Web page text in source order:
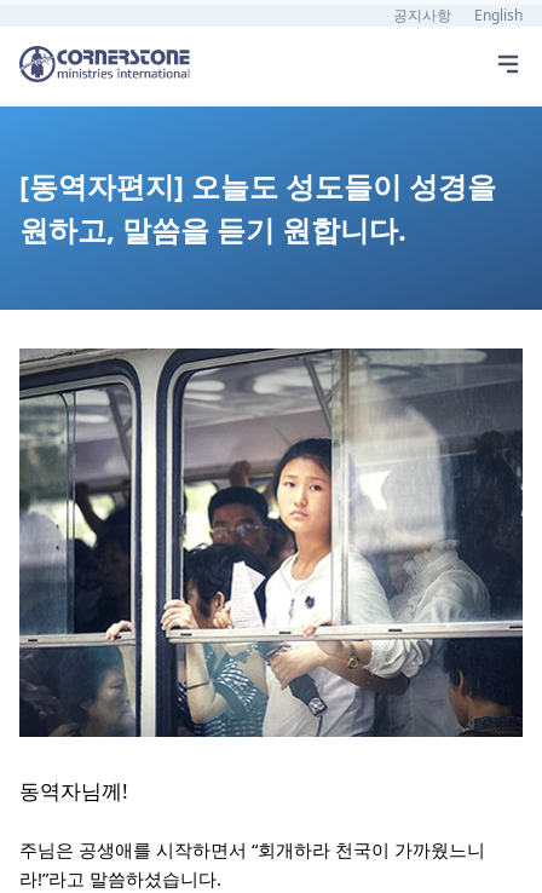
공지사항 English
[동역자편지] 오늘도 성도들이 성경을
원하고, 말씀을 듣기 원합니다.
동역자님께!
주님은 공생애를 시작하면서 “회개하라 천국이 가까웠느니
라!”라고 말씀하셨습니다.